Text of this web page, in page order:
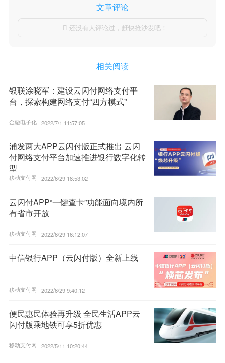
文章评论
 还没有人评论过，赶快抢沙发吧！
相关阅读
银联涂晓军：建设云闪付网络支付平
台，探索构建网络支付“四方模式”
金融电子化 | 2022/7/1 11:57:05
浦发两大APP云闪付版正式推出 云闪
付网络支付平台加速推进银行数字化转
型
移动支付网 | 2022/6/29 18:53:02
云闪付APP“一键查卡”功能面向境内所
有省市开放
移动支付网 | 2022/6/29 16:12:07
中信银行APP（云闪付版）全新上线
移动支付网 | 2022/6/29 9:40:12
便民惠民体验再升级 全民生活APP云
闪付版乘地铁可享5折优惠
移动支付网 | 2022/5/11 10:20:44